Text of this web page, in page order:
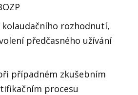
kolaudačního rozhodnutí,
předčasného užívání
případném zkušebním
procesu